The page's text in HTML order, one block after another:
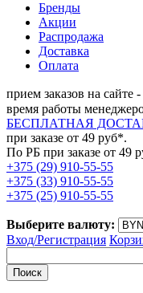
Бренды
Акции
Распродажа
Доставка
Оплата
прием заказов на сайте -
время работы
БЕСПЛАТНАЯ
при заказе от 49 руб*.
По РБ при заказе от 49
+375 (29) 910-55-55
+375 (33) 910-55-55
+375 (25) 910-55-55
Выберите валюту:
Вход/Регистрация
Поиск